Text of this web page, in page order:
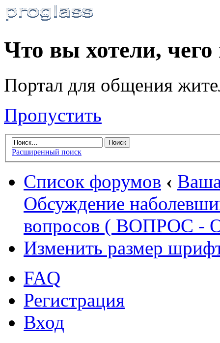
Что вы хотели,
Портал для общения
Пропустить
Расширенный поиск
Список форумов ‹
Обсуждение
вопросов ( ВОПРОС -
Изменить размер
FAQ
Регистрация
Вход